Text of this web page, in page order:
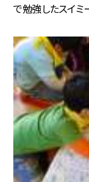
で勉強したスイミ